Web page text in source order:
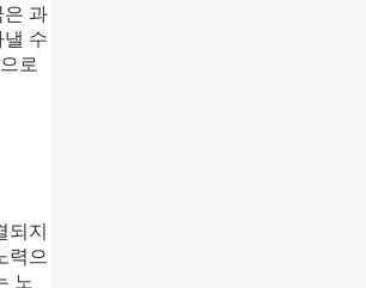
은 과
수
로
지
력으
노